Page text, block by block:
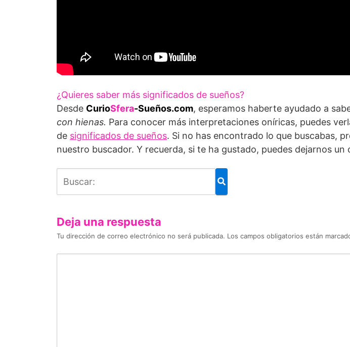
¿Quieres saber más significados de sueños?
Desde CurioSfera-Sueños.com, esperamos haberte ayudado a
con hienas. Para conocer más interpretaciones oníricas, puedes
de significados de sueños. Si no has encontrado lo que buscabas,
nuestro buscador. Y recuerda, si te ha gustado, puedes dejarnos un
Deja una respuesta
Tu dirección de correo electrónico no será publicada. Los campos obligatorios están